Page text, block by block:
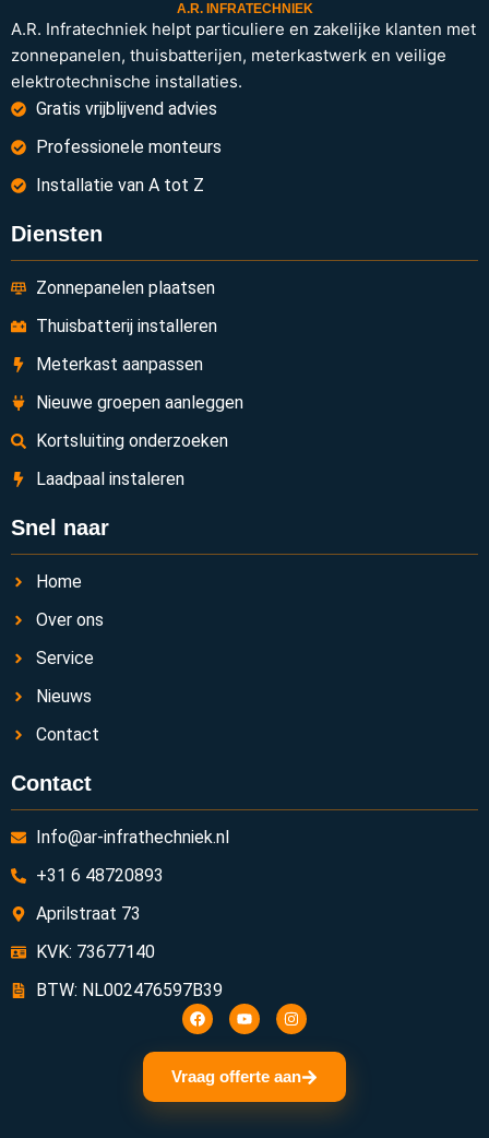
A.R. INFRATECHNIEK
A.R. Infratechniek helpt particuliere en zakelijke klanten met
zonnepanelen, thuisbatterijen, meterkastwerk en veilige
elektrotechnische installaties.
Gratis vrijblijvend advies
Professionele monteurs
Installatie van A tot Z
Diensten
Zonnepanelen plaatsen
Thuisbatterij installeren
Meterkast aanpassen
Nieuwe groepen aanleggen
Kortsluiting onderzoeken
Laadpaal instaleren
Snel naar
Home
Over ons
Service
Nieuws
Contact
Contact
Info@ar-infrathechniek.nl
+31 6 48720893
Aprilstraat 73
KVK: 73677140
BTW: NL002476597B39
Vraag offerte aan